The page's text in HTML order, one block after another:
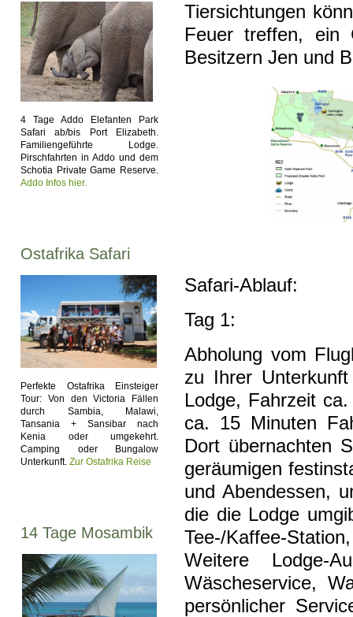
4 Tage Addo Elefanten Park
Safari ab/bis Port Elizabeth.
Familiengeführte Lodge.
Pirschfahrten in Addo und dem
Schotia Private Game Reserve.
Addo Infos hier.
Ostafrika Safari
Perfekte Ostafrika Einsteiger
Tour: Von den Victoria Fällen
durch Sambia, Malawi,
Tansania + Sansibar nach
Kenia oder umgekehrt.
Camping oder Bungalow
Unterkunft. Zur Ostafrika Reise
14 Tage Mosambik
Tiersichtungen
Feuer treffen, ein
Besitzern Jen und
Safari-Ablauf:
Tag 1:
Abholung vom
zu Ihrer
Lodge, Fahrzeit
ca. 15 Minuten
Dort übernachten
geräumigen
und Abendessen,
die die Lodge
Tee-/Kaffee-
Weitere Lodge-
Wäscheservice,
persönlicher